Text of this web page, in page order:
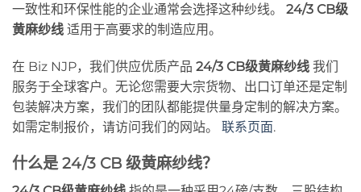
一致性和环保性能的企业通常会选择这种纱线。 24/3 CB级
黄麻纱线 适用于高要求的制造应用。
在 Biz NJP，我们供应优质产品 24/3 CB级黄麻纱线 我们
服务于全球客户。无论您需要大宗货物、出口订单还是定制
包装解决方案，我们的团队都能提供量身定制的解决方案。
如需定制报价，请访问我们的网站。 联系页面.
什么是 24/3 CB 级黄麻纱线？